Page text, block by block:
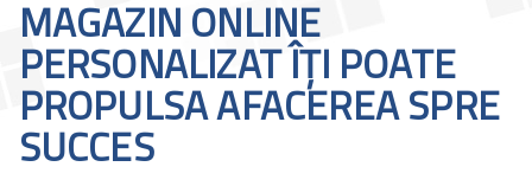
MAGAZIN ONLINE
PERSONALIZAT ÎȚI POATE
PROPULSA AFACEREA SPRE
SUCCES